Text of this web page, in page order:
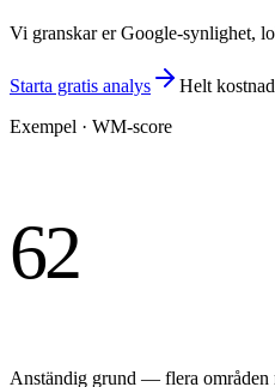
Vi granskar er Google-synlighet,
Starta gratis analys
Helt
Exempel · WM-score
62
Anständig grund — flera områden